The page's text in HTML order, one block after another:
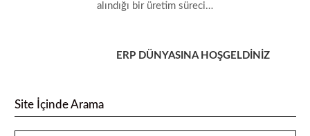
alındığı bir üretim süreci…
ERP DÜNYASINA HOŞGELDİNİZ
Site İçinde Arama